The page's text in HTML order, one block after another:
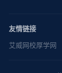
友情链接
艾威网校厚学网